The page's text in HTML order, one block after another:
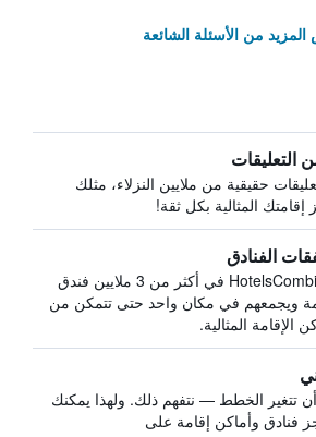
من الأسئلة الشائعة
التعليقات
حقيقية من ملايين النزلاء، مثلك
إقامتك المثالية بكل ثقة!
الفنادق
يبحث HotelsCombined في أكثر من 3 ملايين فندق
ويجمعهم في مكان واحد حتى تتمكن من
الإقامة المثالية.
تتغير الخطط — نتفهم ذلك. ولهذا يمكنك
فنادق وأماكن إقامة على